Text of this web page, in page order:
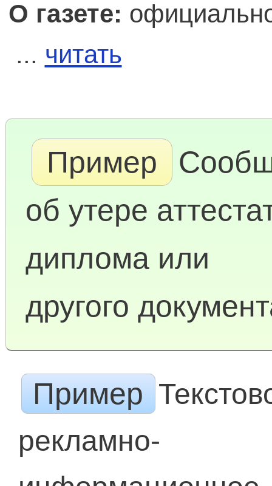
О газете:
... читать
Пример
об утере
диплома или
другого
Пример
рекламно-